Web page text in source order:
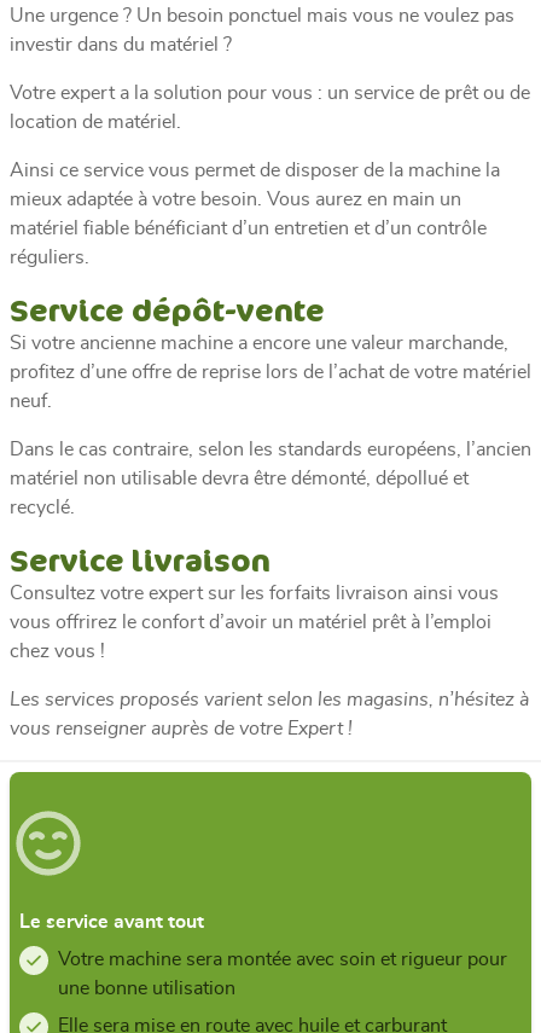
Une urgence ? Un besoin ponctuel mais vous ne voulez pas
investir dans du matériel ?
Votre expert a la solution pour vous : un service de prêt ou de
location de matériel.
Ainsi ce service vous permet de disposer de la machine la
mieux adaptée à votre besoin. Vous aurez en main un
matériel fiable bénéficiant d’un entretien et d’un contrôle
réguliers.
Service dépôt-vente
Si votre ancienne machine a encore une valeur marchande,
profitez d’une offre de reprise lors de l’achat de votre matériel
neuf.
Dans le cas contraire, selon les standards européens, l’ancien
matériel non utilisable devra être démonté, dépollué et
recyclé.
Service livraison
Consultez votre expert sur les forfaits livraison ainsi vous
vous offrirez le confort d’avoir un matériel prêt à l’emploi
chez vous !
Les services proposés varient selon les magasins, n’hésitez à
vous renseigner auprès de votre Expert !
Le service avant tout
Votre machine sera montée avec soin et rigueur pour
une bonne utilisation
Elle sera mise en route avec huile et carburant